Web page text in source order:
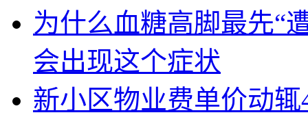
为什么血糖高脚最先“
会出现这个症状
新小区物业费单价动